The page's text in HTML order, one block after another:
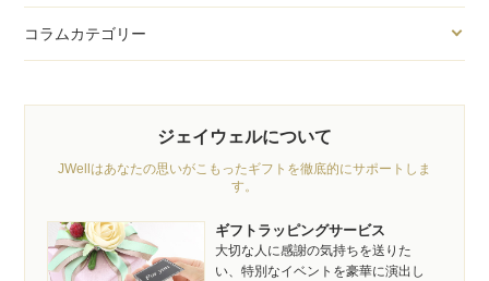
コラムカテゴリー
ジェイウェルについて
JWellはあなたの思いがこもったギフトを徹底的にサポートしま
す。
ギフトラッピングサービス
大切な人に感謝の気持ちを送りた
い、特別なイベントを豪華に演出し